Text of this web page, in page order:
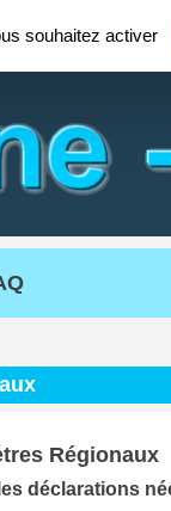
Régionaux
déclarations
souhaitez activer